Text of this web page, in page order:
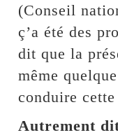
(Conseil
ç’a été des
dit que la
même
conduire
Autrement